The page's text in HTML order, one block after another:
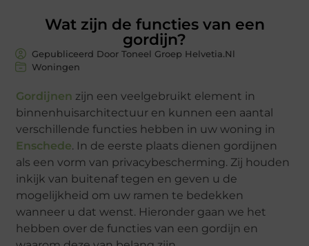
Wat zijn de functies van een
gordijn?
Gepubliceerd Door Toneel Groep Helvetia.nl
Woningen
Gordijnen zijn een veelgebruikt element in
binnenhuisarchitectuur en kunnen een aantal
verschillende functies hebben in uw woning in
Enschede. In de eerste plaats dienen gordijnen
als een vorm van privacybescherming. Zij houden
inkijk van buitenaf tegen en geven u de
mogelijkheid om uw ramen te bedekken
wanneer u dat wenst. Hieronder gaan we het
hebben over de functies van een gordijn en